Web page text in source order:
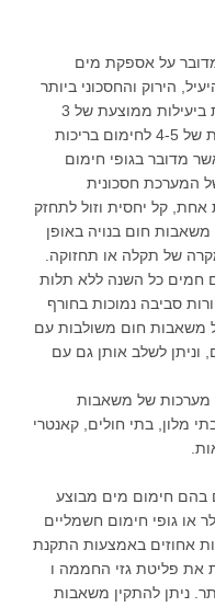
על אספקת מים
הירוק והחסכוני ביותר
הינה מערכת משאבות חום, אשר פועלת ביעילות ממוצעת של 3
לחימום מים סניטריים וביעילות ממוצעת של 4-5 לחימום בריכות
וזאת לעומת יעילות של 0.8-1 כאשר מדובר בגופי חימום
המערכת חסכונית
קל יחסית וזול לתחזק
חום בנויה באופן
של תקלה או תחזוקה.
חמים כל השנה ללא תלות
סביבה נמוכות בחורף
של משאבות חום משולבות עם
לשלב אותן גם עם
מערכות של משאבות
מלון, בתי חולים, קאנטרי
בהם חימום מים מבוצע
או גופי חימום חשמליים
אחוזים באמצעות התקנת
פליטת גזי החממה ו
ניתן להתקין משאבות